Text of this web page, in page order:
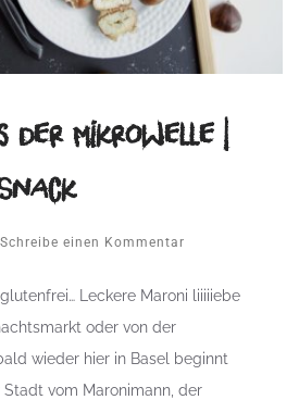
der Mikrowelle |
Schreibe einen Kommentar
Leckere Maroni liiiiiebe
oder von der
wieder hier in Basel beginnt
vom Maronimann, der